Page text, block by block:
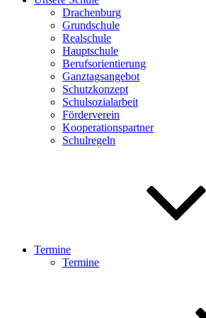
Drachenburg
Grundschule
Realschule
Hauptschule
Berufsorientierung
Ganztagsangebot
Schutzkonzept
Schulsozialarbeit
Förderverein
Kooperationspartner
Schulregeln
Termine
Termine